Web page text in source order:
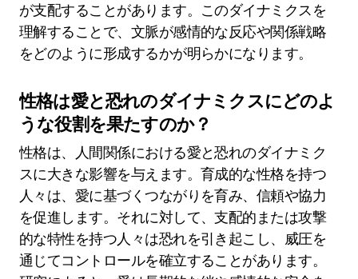
が支配することがあります。このダイナミクスを
理解することで、文脈が感情的な反応や関係戦略
をどのように形成するかが明らかになります。
性格は愛と恐れのダイナミクスにどのよ
うな役割を果たすのか？
性格は、人間関係における愛と恐れのダイナミク
スに大きな影響を与えます。育成的な性格を持つ
人々は、愛に基づくつながりを育み、信頼や協力
を促進します。それに対して、支配的または攻撃
的な特性を持つ人々は恐れを引き起こし、威圧を
通じてコントロールを確立することがあります。